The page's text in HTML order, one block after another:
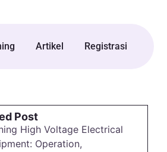
Artikel Registrasi
Post
High Voltage Electrical
Operation,